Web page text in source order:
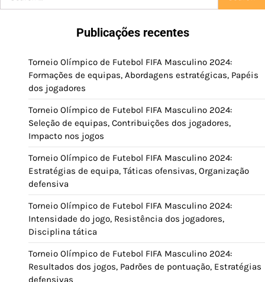
Publicações recentes
Torneio Olímpico de Futebol FIFA Masculino 2024:
Formações de equipas, Abordagens estratégicas, Papéis
dos jogadores
Torneio Olímpico de Futebol FIFA Masculino 2024:
Seleção de equipas, Contribuições dos jogadores,
Impacto nos jogos
Torneio Olímpico de Futebol FIFA Masculino 2024:
Estratégias de equipa, Táticas ofensivas, Organização
defensiva
Torneio Olímpico de Futebol FIFA Masculino 2024:
Intensidade do jogo, Resistência dos jogadores,
Disciplina tática
Torneio Olímpico de Futebol FIFA Masculino 2024:
Resultados dos jogos, Padrões de pontuação, Estratégias
defensivas